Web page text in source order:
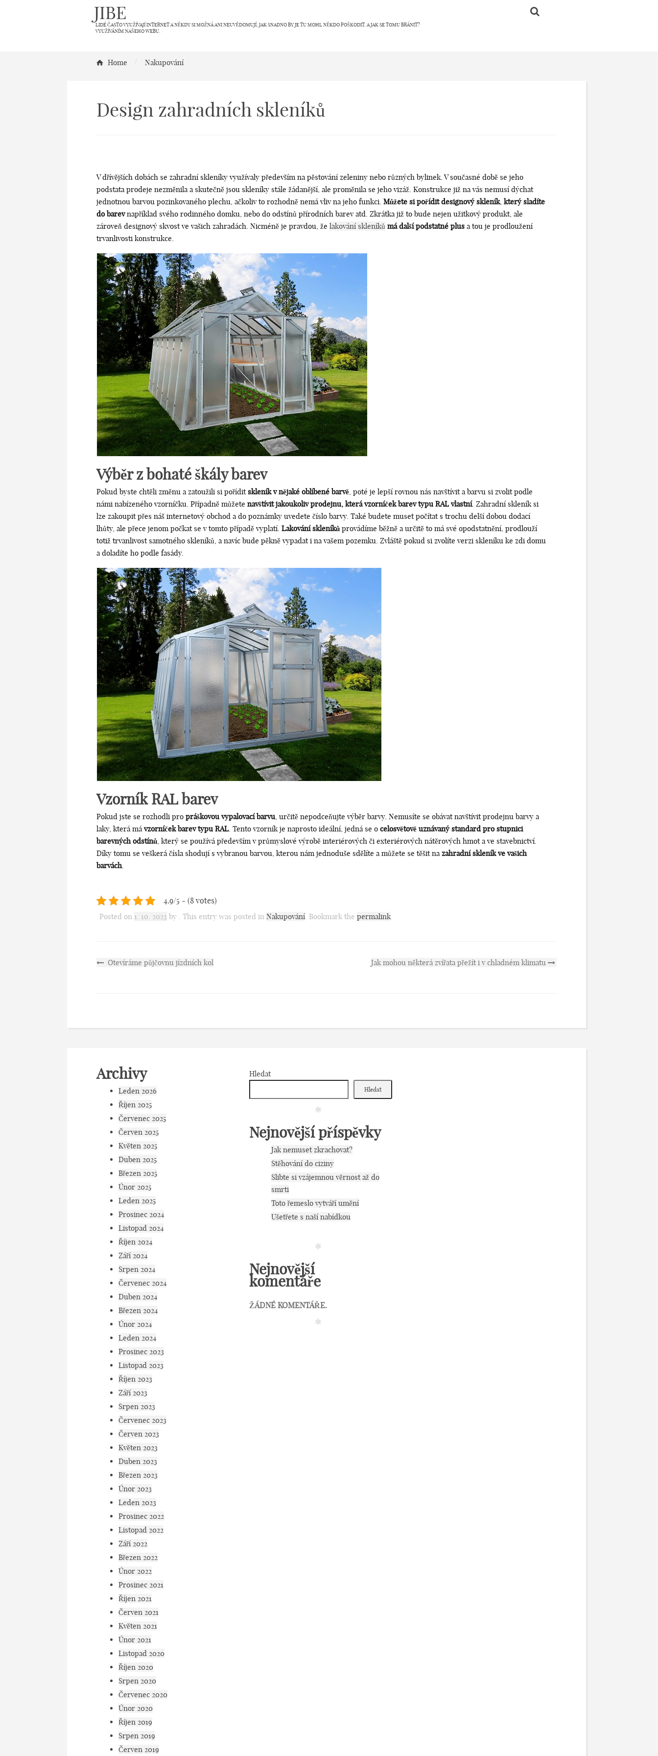
JIBE
LIDÉ ČASTO VYUŽÍVAJÍ INTERNET A NĚKDY SI MOŽNÁ ANI NEUVĚDOMUJÍ, JAK SNADNO BY JE TU MOHL NĚKDO POŠKODIT. A JAK SE TOMU BRÁNIT?
VYUŽÍVÁNÍM NAŠEHO WEBU.
Home / Nakupování
Design zahradních skleníků
V dřívějších dobách se zahradní skleníky využívaly především na pěstování zeleniny nebo různých bylinek. V současné době se jeho
podstata prodeje nezměnila a skutečně jsou skleníky stále žádanější, ale proměnila se jeho vizáž. Konstrukce již na vás nemusí dýchat
jednotnou barvou pozinkovaného plechu, ačkoliv to rozhodně nemá vliv na jeho funkci. Můžete si pořídit designový skleník, který sladíte
do barevnapříklad svého rodinného domku, nebo do odstínů přírodních barev atd. Zkrátka již to bude nejen užitkový produkt, ale
zároveň designový skvost ve vašich zahradách. Nicméně je pravdou, že lakování skleníků má další podstatné plus a tou je prodloužení
trvanlivosti konstrukce.
Výběr z bohaté škály barev
Pokud byste chtěli změnu a zatoužili si poříditskleník v nějaké oblíbené barvě , poté je lepší rovnou nás navštívit a barvu si zvolit podle
námi nabízeného vzorníčku. Případně můžete navštívit jakoukoliv prodejnu, která vzorníček barev typu RAL vlastní. Zahradní skleník si
lze zakoupit přes náš internetový obchod a do poznámky uvedete číslo barvy. Také budete muset počítat s trochu delší dobou dodací
lhůty, ale přece jenom počkat se v tomto případě vyplatí. Lakování skleníků provádíme běžně a určitě to má své opodstatnění, prodlouží
totiž trvanlivost samotného skleníků, a navíc bude pěkně vypadat i na vašem pozemku. Zvláště pokud si zvolíte verzi skleníku ke zdi domu
a doladíte ho podle fasády.
Vzorník RAL barev
Pokud jste se rozhodli pro práškovou vypalovací barvu , určitě nepodceňujte výběr barvy. Nemusíte se obávat navštívit prodejnu barvy a
laky, která má vzorníček barev typu RAL . Tento vzorník je naprosto ideální, jedná se o celosvětově uznávaný standard pro stupnici
barevných odstínů , který se používá především v průmyslové výrobě interiérových či exteriérových nátěrových hmot a ve stavebnictví.
Díky tomu se veškerá čísla shodují s vybranou barvou, kterou nám jednoduše sdělíte a můžete se těšit na zahradní skleník ve vašich
barvách.
4.9/5 - (8 votes)
Posted on 1. 10. 2023 by . This entry was posted in Nakupování . Bookmark the permalink
Otevíráme půjčovnu jízdních kol Jak mohou některá zvířata přežít i v chladném klimatu
Archivy
Leden 2026
Říjen 2025
Červenec 2025
Červen 2025
Květen 2025
Duben 2025
Březen 2025
Únor 2025
Leden 2025
Prosinec 2024
Listopad 2024
Říjen 2024
Září 2024
Srpen 2024
Červenec 2024
Duben 2024
Březen 2024
Únor 2024
Leden 2024
Prosinec 2023
Listopad 2023
Říjen 2023
Září 2023
Srpen 2023
Červenec 2023
Červen 2023
Květen 2023
Duben 2023
Březen 2023
Únor 2023
Leden 2023
Prosinec 2022
Listopad 2022
Září 2022
Březen 2022
Únor 2022
Prosinec 2021
Říjen 2021
Červen 2021
Květen 2021
Únor 2021
Listopad 2020
Říjen 2020
Srpen 2020
Červenec 2020
Únor 2020
Říjen 2019
Srpen 2019
Červen 2019
Hledat
Hledat
Nejnovější příspěvky
Jak nemuset zkrachovat?
Stěhování do ciziny
Slibte si vzájemnou věrnost až do
smrti
Toto řemeslo vytváří umění
Ušetřete s naší nabídkou
Nejnovější
komentáře
ŽÁDNÉ KOMENTÁŘE.